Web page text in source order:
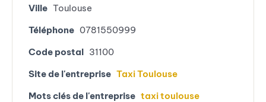
Ville Toulouse
Téléphone 0781550999
Code postal 31100
Site de l'entreprise Taxi Toulouse
Mots clés de l'entreprise taxi toulouse